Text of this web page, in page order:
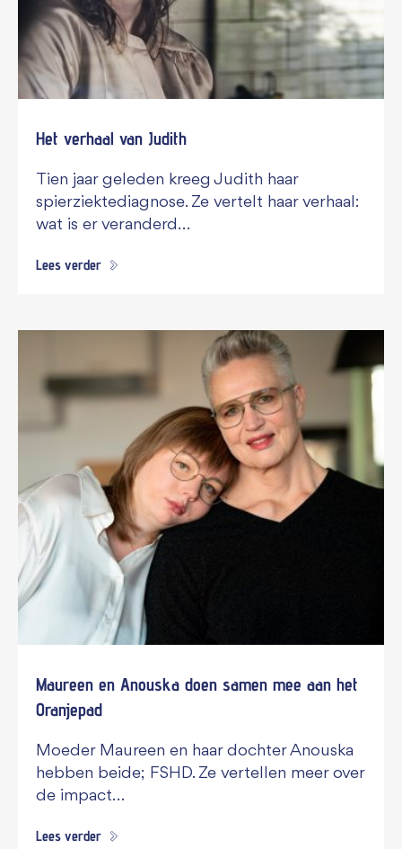
Het verhaal van Judith
Tien jaar geleden kreeg Judith haar
spierziektediagnose. Ze vertelt haar verhaal:
wat is er veranderd…
Lees verder
Maureen en Anouska doen samen mee aan het
Oranjepad
Moeder Maureen en haar dochter Anouska
hebben beide; FSHD. Ze vertellen meer over
de impact…
Lees verder